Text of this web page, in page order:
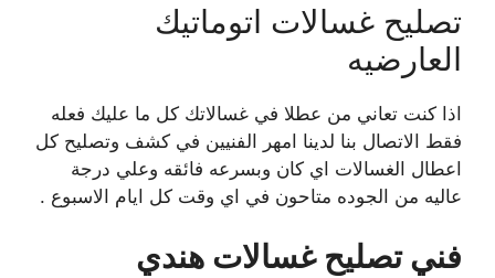
تصليح غسالات اتوماتيك
العارضيه
اذا كنت تعاني من عطلا في غسالاتك كل ما عليك فعله
فقط الاتصال بنا لدينا امهر الفنيين في كشف وتصليح كل
اعطال الغسالات اي كان وبسرعه فائقه وعلي درجة
عاليه من الجوده متاحون في اي وقت كل ايام الاسبوع .
فني تصليح غسالات هندي